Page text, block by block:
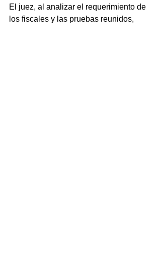
El juez, al analizar el requerimiento de
los fiscales y las pruebas reunidos,